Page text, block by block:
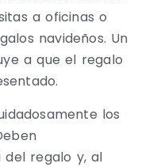
a oficinas o
navideños. Un
a que el regalo
los
regalo y, al